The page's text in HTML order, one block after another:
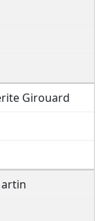
Girouard